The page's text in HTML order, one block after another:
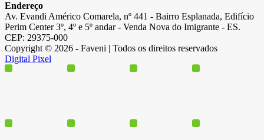
Endereço
Av. Evandi Américo Comarela, nº 441 - Bairro Esplanada, Edifício
Perim Center 3º, 4º e 5º andar - Venda Nova do Imigrante - ES.
CEP: 29375-000
Copyright © 2026 - Faveni | Todos os direitos reservados
Digital Pixel